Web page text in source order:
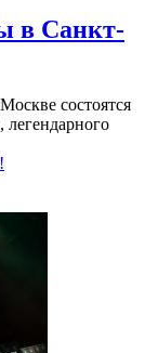
в Санкт-
состоятся